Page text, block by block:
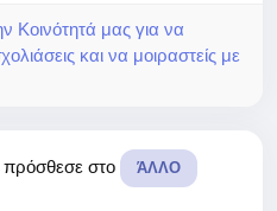
Κοινότητά μας για να
και να μοιραστείς με
στο ΆΛΛΟ